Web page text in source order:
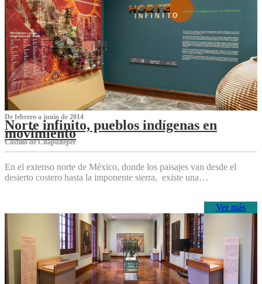
De febrero a junio de 2014
Norte infinito, pueblos indígenas en
movimiento
Castillo de Chapultepec
En el extenso norte de México, donde los paisajes van desde el
desierto costero hasta la imponente sierra, existe una…
Ver más